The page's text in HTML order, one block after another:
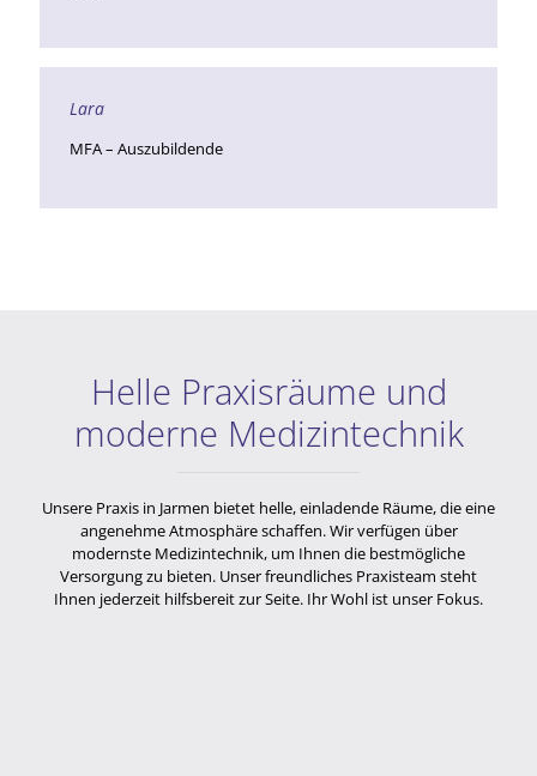
Lara
MFA – Auszubildende
Helle Praxisräume und
moderne Medizintechnik
Unsere Praxis in Jarmen bietet helle, einladende Räume, die eine
angenehme Atmosphäre schaffen. Wir verfügen über
modernste Medizintechnik, um Ihnen die bestmögliche
Versorgung zu bieten. Unser freundliches Praxisteam steht
Ihnen jederzeit hilfsbereit zur Seite. Ihr Wohl ist unser Fokus.